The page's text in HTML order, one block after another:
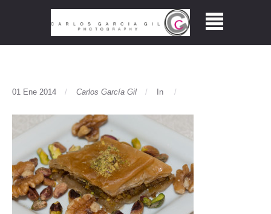
01 Ene 2014 Carlos García Gil In